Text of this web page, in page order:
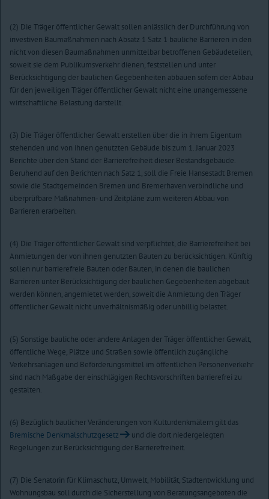
(2) Die Träger öffentlicher Gewalt sollen anlässlich der Durchführung von
investiven Baumaßnahmen nach Absatz 1 Satz 1 bauliche Barrieren in den
nicht von diesen Baumaßnahmen unmittelbar betroffenen Gebäudeteilen,
soweit sie dem Publikumsverkehr dienen, feststellen und unter
Berücksichtigung der baulichen Gegebenheiten abbauen sofern der Abbau
für den jeweiligen Träger öffentlicher Gewalt nicht eine unangemessene
wirtschaftliche Belastung darstellt.
(3) Die Träger öffentlicher Gewalt erstellen über die in ihrem Eigentum
stehenden und von ihnen genutzten Gebäude bis zum 1. Januar 2023
Berichte über den Stand der Barrierefreiheit dieser Bestandsgebäude.
Beruhend auf den Berichten nach Satz 1, soll die Freie Hansestadt Bremen
sowie die Stadtgemeinden Bremen und Bremerhaven verbindliche und
überprüfbare Maßnahmen- und Zeitpläne zum weiteren Abbau von
Barrieren erarbeiten.
(4) Die Träger öffentlicher Gewalt sind verpflichtet, die Barrierefreiheit bei
Anmietungen der von ihnen genutzten Bauten zu berücksichtigen. Künftig
sollen nur barrierefreie Bauten oder Bauten, in denen die baulichen
Barrieren unter Berücksichtigung der baulichen Gegebenheiten abgebaut
werden können, angemietet werden, soweit die Anmietung den Träger
öffentlicher Gewalt nicht unverhältnismäßig oder unbillig belastet.
(5) Sonstige bauliche oder andere Anlagen der Träger öffentlicher Gewalt,
öffentliche Wege, Plätze und Straßen sowie öffentlich zugängliche
Verkehrsanlagen und Beförderungsmittel im öffentlichen Personenverkehr
sind nach Maßgabe der einschlägigen Rechtsvorschriften barrierefrei zu
gestalten.
(6) Bezüglich baulicher Veränderungen von Kulturdenkmälern gilt das
Bremische Denkmalschutzgesetz
und die dort niedergelegten
Regelungen zur Berücksichtigung der Barrierefreiheit.
(7) Die Senatorin für Klimaschutz, Umwelt, Mobilität, Stadtentwicklung und
Wohnungsbau soll durch die Sicherstellung von Beratungsangeboten die